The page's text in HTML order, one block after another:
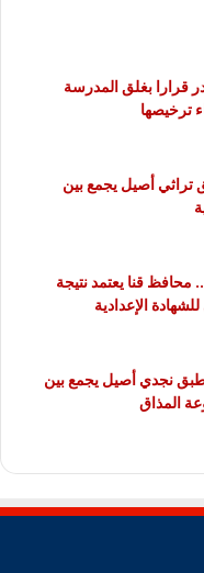
قرارا بغلق المدرسة
ترخيصها
تراثي أصيل يجمع بين
نجاح 84.04%.. محافظ قنا يعتمد نتيجة
الإعدادية
نجدي أصيل يجمع بين
المذاق